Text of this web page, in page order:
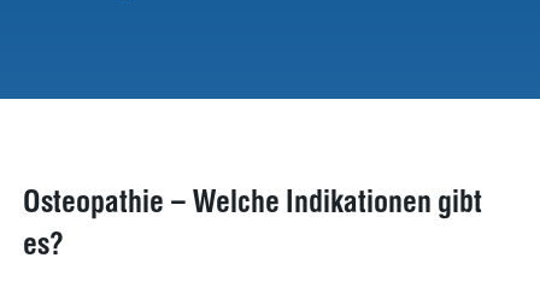
Osteopathie – Welche Indikationen gibt
es?